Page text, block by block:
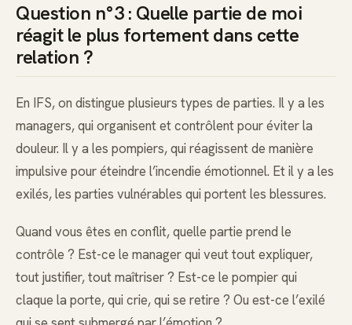
Question n°3 : Quelle partie de moi
réagit le plus fortement dans cette
relation ?
En IFS, on distingue plusieurs types de parties. Il y a les
managers, qui organisent et contrôlent pour éviter la
douleur. Il y a les pompiers, qui réagissent de manière
impulsive pour éteindre l’incendie émotionnel. Et il y a les
exilés, les parties vulnérables qui portent les blessures.
Quand vous êtes en conflit, quelle partie prend le
contrôle ? Est-ce le manager qui veut tout expliquer,
tout justifier, tout maîtriser ? Est-ce le pompier qui
claque la porte, qui crie, qui se retire ? Ou est-ce l’exilé